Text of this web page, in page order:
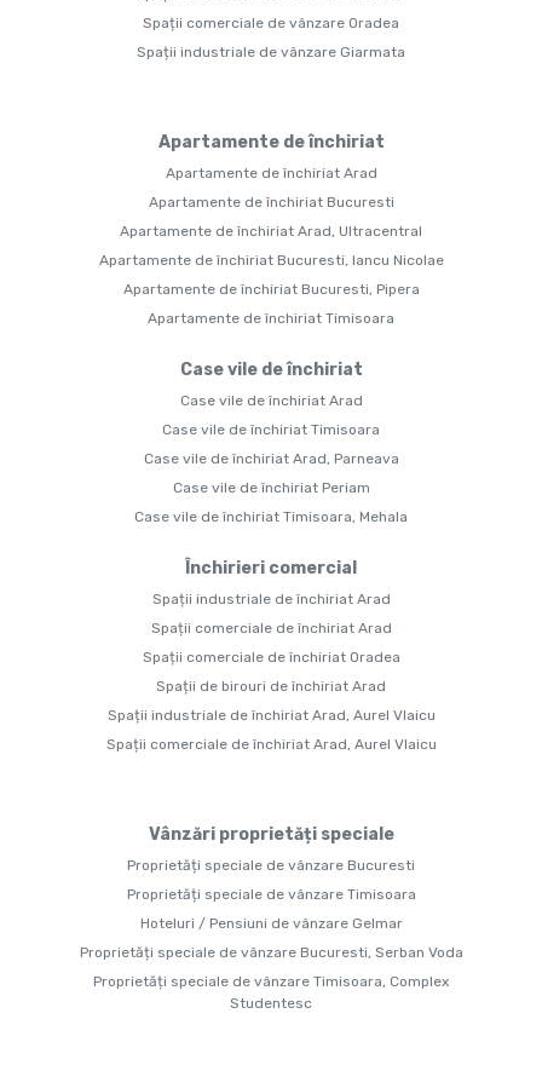
Spații comerciale de vânzare Oradea
Spații industriale de vânzare Giarmata
Apartamente de închiriat
Apartamente de închiriat Arad
Apartamente de închiriat Bucuresti
Apartamente de închiriat Arad, Ultracentral
Apartamente de închiriat Bucuresti, Iancu Nicolae
Apartamente de închiriat Bucuresti, Pipera
Apartamente de închiriat Timisoara
Case vile de închiriat
Case vile de închiriat Arad
Case vile de închiriat Timisoara
Case vile de închiriat Arad, Parneava
Case vile de închiriat Periam
Case vile de închiriat Timisoara, Mehala
Închirieri comercial
Spații industriale de închiriat Arad
Spații comerciale de închiriat Arad
Spații comerciale de închiriat Oradea
Spații de birouri de închiriat Arad
Spații industriale de închiriat Arad, Aurel Vlaicu
Spații comerciale de închiriat Arad, Aurel Vlaicu
Vânzări proprietăți speciale
Proprietăți speciale de vânzare Bucuresti
Proprietăți speciale de vânzare Timisoara
Hoteluri / Pensiuni de vânzare Gelmar
Proprietăți speciale de vânzare Bucuresti, Serban Voda
Proprietăți speciale de vânzare Timisoara, Complex
Studentesc